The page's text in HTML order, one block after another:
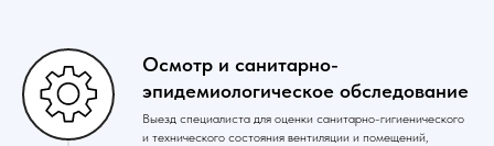
Осмотр и санитарно-
эпидемиологическое обследование
Выезд специалиста для оценки санитарно-гигиенического
и технического состояния вентиляции и помещений,